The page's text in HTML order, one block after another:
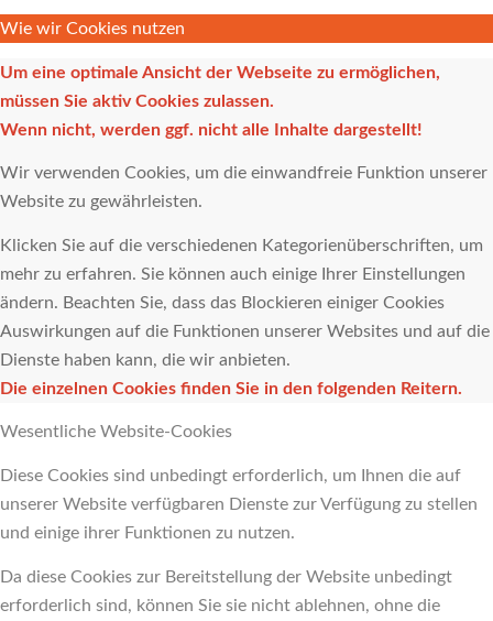
Wie wir Cookies nutzen
Um eine optimale Ansicht der Webseite zu ermöglichen,
müssen Sie aktiv Cookies zulassen.
Wenn nicht, werden ggf. nicht alle Inhalte dargestellt!
Wir verwenden Cookies, um die einwandfreie Funktion unserer
Website zu gewährleisten.
Klicken Sie auf die verschiedenen Kategorienüberschriften, um
mehr zu erfahren. Sie können auch einige Ihrer Einstellungen
ändern. Beachten Sie, dass das Blockieren einiger Cookies
Auswirkungen auf die Funktionen unserer Websites und auf die
Dienste haben kann, die wir anbieten.
Die einzelnen Cookies finden Sie in den folgenden Reitern.
Wesentliche Website-Cookies
Diese Cookies sind unbedingt erforderlich, um Ihnen die auf
unserer Website verfügbaren Dienste zur Verfügung zu stellen
und einige ihrer Funktionen zu nutzen.
Da diese Cookies zur Bereitstellung der Website unbedingt
erforderlich sind, können Sie sie nicht ablehnen, ohne die